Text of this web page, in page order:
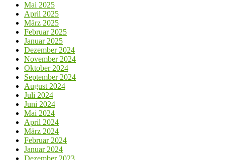
Mai 2025
April 2025
März 2025
Februar 2025
Januar 2025
Dezember 2024
November 2024
Oktober 2024
September 2024
August 2024
Juli 2024
Juni 2024
Mai 2024
April 2024
März 2024
Februar 2024
Januar 2024
Dezember 2023